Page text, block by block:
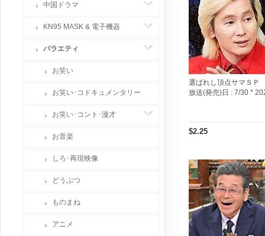
選ばれし頂点サマＳＰ
放送(発売)日 : 7/30 *
$2.25
中国ドラマ
KN95 MASK & 電子機器
バラエティ
お笑い
お笑い･コドキュメンタリー
お笑い･コント･漫才
お音楽
しろ･再現映像
どうぶつ
ものまね
アニメ